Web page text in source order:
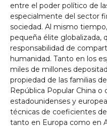
entre el poder político de
especialmente del sector
sociedad. Al mismo
pequeña élite globalizada,
responsabilidad de
humanidad. Tanto en los
miles de millones
propiedad de las familias
República Popular China o
estadounidenses y
técnicas de coeficientes
tanto en Europa como en